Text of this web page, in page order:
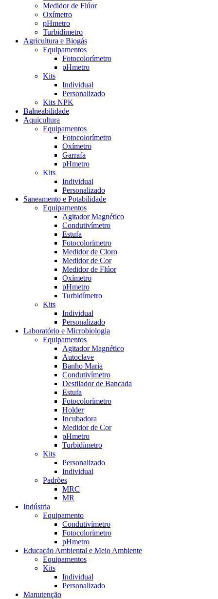
Medidor de Flúor
Oxímetro
pHmetro
Turbidímetro
Agricultura e Biogás
Equipamentos
Fotocolorímetro
pHmetro
Kits
Individual
Personalizado
Kits NPK
Balneabilidade
Aquicultura
Equipamentos
Fotocolorímetro
Oxímetro
Garrafa
pHmetro
Kits
Individual
Personalizado
Saneamento e Potabilidade
Equipamentos
Agitador Magnético
Condutivímetro
Estufa
Fotocolorímetro
Medidor de Cloro
Medidor de Cor
Medidor de Flúor
Oxímetro
pHmetro
Turbidímetro
Kits
Individual
Personalizado
Laboratório e Microbiologia
Equipamentos
Agitador Magnético
Autoclave
Banho Maria
Condutivímetro
Destilador de Bancada
Estufa
Fotocolorímetro
Holder
Incubadora
Medidor de Cor
pHmetro
Turbidímetro
Kits
Personalizado
Individual
Padrões
MRC
MR
Indústria
Equipamento
Condutivímetro
Fotocolorímetro
pHmetro
Educação Ambiental e Meio Ambiente
Equipamentos
Kits
Individual
Personalizado
Manutenção